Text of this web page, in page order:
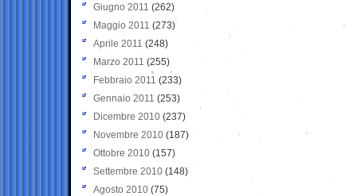
Giugno 2011 (262)
Maggio 2011 (273)
Aprile 2011 (248)
Marzo 2011 (255)
Febbraio 2011 (233)
Gennaio 2011 (253)
Dicembre 2010 (237)
Novembre 2010 (187)
Ottobre 2010 (157)
Settembre 2010 (148)
Agosto 2010 (75)